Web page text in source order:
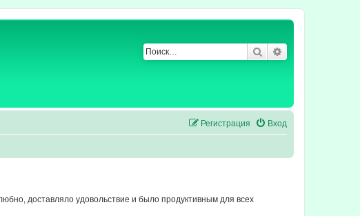
Поиск
Вход
Регистрация
доставляло удовольствие и было продуктивным для всех